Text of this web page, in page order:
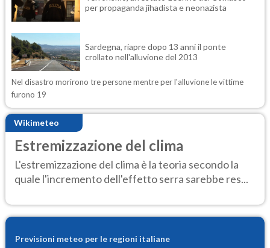
per propaganda jihadista e neonazista
Sardegna, riapre dopo 13 anni il ponte
crollato nell'alluvione del 2013
Nel disastro morirono tre persone mentre per l'alluvione le vittime
furono 19
Wikimeteo
Estremizzazione del clima
L'estremizzazione del clima è la teoria secondo la
quale l'incremento dell'effetto serra sarebbe res...
Previsioni meteo per le regioni italiane